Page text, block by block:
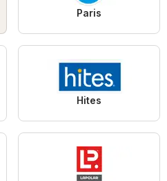
Paris
Hites